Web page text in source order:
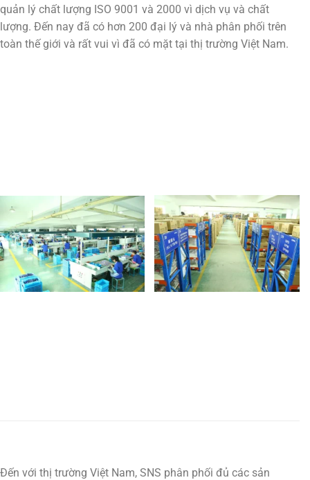
quản lý chất lượng ISO 9001 và 2000 vì dịch vụ và chất
lượng. Đến nay đã có hơn 200 đại lý và nhà phân phối trên
toàn thế giới và rất vui vì đã có mặt tại thị trường Việt Nam.
Đến với thị trường Việt Nam, SNS phân phối đủ các sản